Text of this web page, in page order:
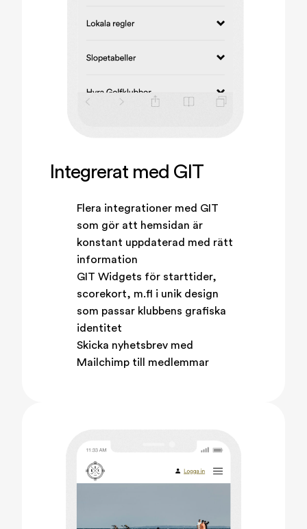
Integrerat med GIT
Flera integrationer med GIT
som gör att hemsidan är
konstant uppdaterad med rätt
information
GIT Widgets för starttider,
scorekort, m.fl i unik design
som passar klubbens grafiska
identitet
Skicka nyhetsbrev med
Mailchimp till medlemmar